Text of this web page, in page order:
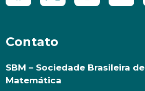
Contato
SBM – Sociedade Brasileira de
Matemática